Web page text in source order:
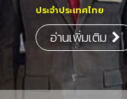
ประจำประเทศไทย
อ่านเพิ่มเติม